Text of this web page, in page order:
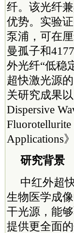
纤。该光纤
优势。实验
泵浦，可在
曼孤子和
外光纤“低稳
超快激光源
关研究成果以
Dispersive
Applications》
研究背景
中红外超
生物医学成
干光源，能
提供更全面